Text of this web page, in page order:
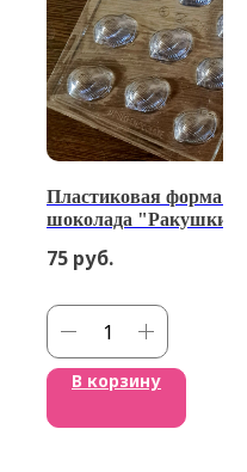
Пластиковая форма
шоколада "Ракушки"
75 руб.
В корзину